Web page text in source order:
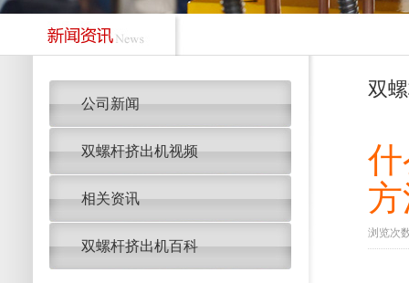
公司新闻
双螺杆挤出机视频
相关资讯
双螺杆挤出机百科
双
浏览次